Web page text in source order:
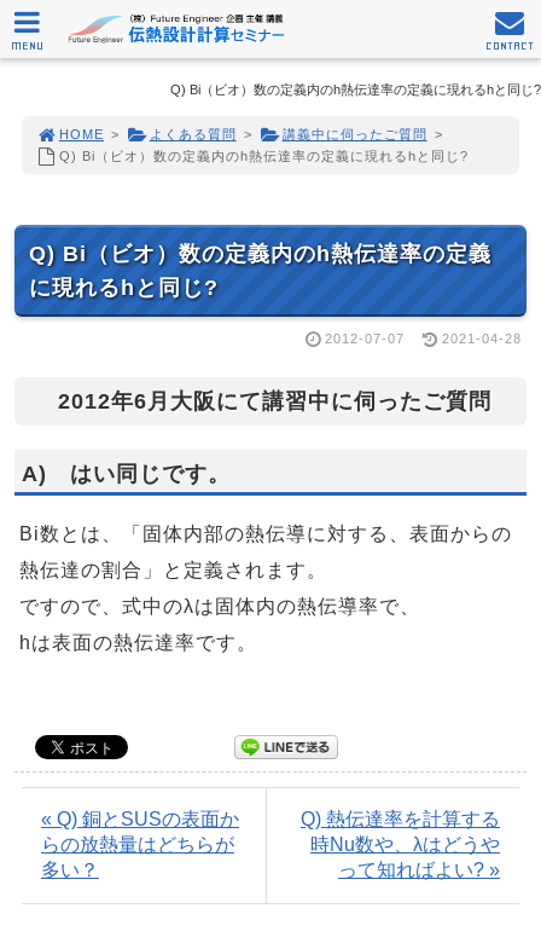
Q) Bi（ビオ）数の定義内のh熱伝達率の定義に現れるhと同じ?
HOME > よくある質問 > 講義中に伺ったご質問
>
Q) Bi（ビオ）数の定義内のh熱伝達率の定義に現れるhと同じ?
Q) Bi（ビオ）数の定義内のh熱伝達率の定義
に現れるhと同じ?
2012-07-07 2021-04-28
2012年6月大阪にて講習中に伺ったご質問
A) はい同じです。
Bi数とは、「固体内部の熱伝導に対する、表面からの
熱伝達の割合」と定義されます。
ですので、式中のλは固体内の熱伝導率で、
hは表面の熱伝達率です。
« Q) 銅とSUSの表面か
らの放熱量はどちらが
多い？
Q) 熱伝達率を計算する
時Nu数や、λはどうや
って知ればよい? »
MENU CONTACT